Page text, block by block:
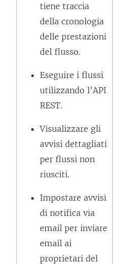
tiene traccia
della cronologia
delle prestazioni
del flusso.
Eseguire i flussi
utilizzando l’API
REST.
Visualizzare gli
avvisi dettagliati
per flussi non
riusciti.
Impostare avvisi
di notifica via
email per inviare
email ai
proprietari del